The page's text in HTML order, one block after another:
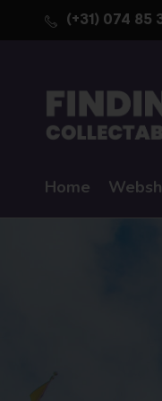
(+31) 074 85
Home